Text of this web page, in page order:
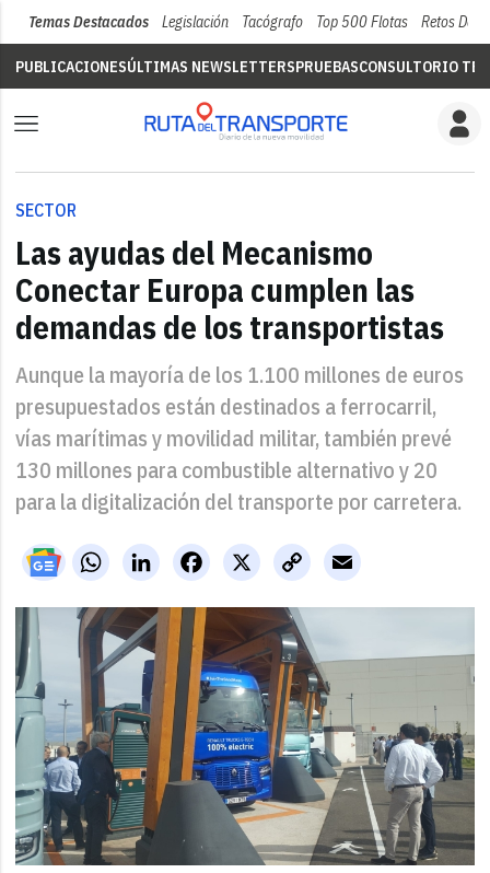
Temas Destacados Legislación Tacógrafo Top 500 Flotas Retos Del
PUBLICACIONESÚLTIMAS NEWSLETTERSPRUEBASCONSULTORIO
SECTOR
Las ayudas del Mecanismo
Conectar Europa cumplen las
demandas de los transportistas
Aunque la mayoría de los 1.100 millones de euros
presupuestados están destinados a ferrocarril,
vías marítimas y movilidad militar, también prevé
130 millones para combustible alternativo y 20
para la digitalización del transporte por carretera.
WhatsAppLinkedIn X
Facebook
Copy
Link
Email